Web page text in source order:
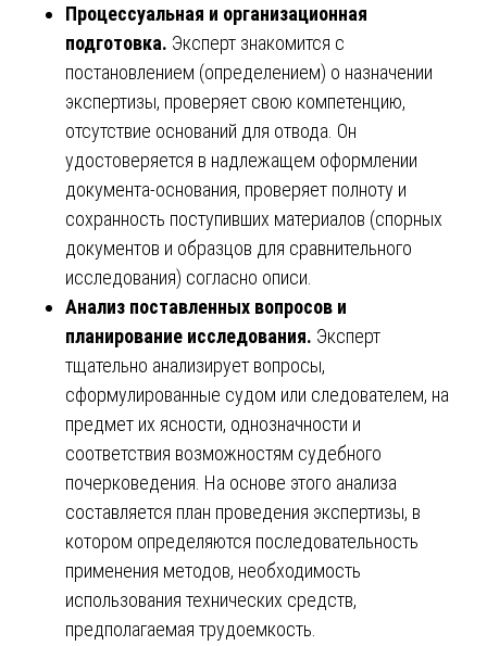
Процессуальная и организационная
подготовка. Эксперт знакомится с
постановлением (определением) о назначении
экспертизы, проверяет свою компетенцию,
отсутствие оснований для отвода. Он
удостоверяется в надлежащем оформлении
документа-основания, проверяет полноту и
сохранность поступивших материалов (спорных
документов и образцов для сравнительного
исследования) согласно описи.
Анализ поставленных вопросов и
планирование исследования. Эксперт
тщательно анализирует вопросы,
сформулированные судом или следователем, на
предмет их ясности, однозначности и
соответствия возможностям судебного
почерковедения. На основе этого анализа
составляется план проведения экспертизы, в
котором определяются последовательность
применения методов, необходимость
использования технических средств,
предполагаемая трудоемкость.